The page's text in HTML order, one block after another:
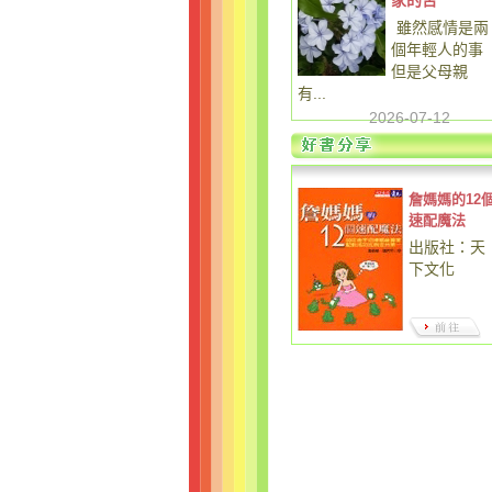
雖然感情是兩
個年輕人的事
但是父母親
有...
2026-07-12
詹媽媽的12
速配魔法
出版社：天
下文化